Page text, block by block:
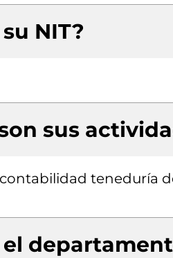
NIT?
sus
teneduría
el